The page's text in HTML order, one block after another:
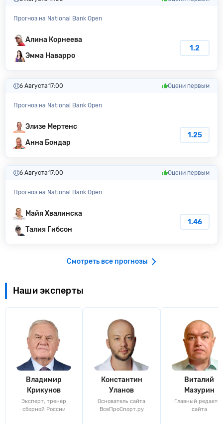
Прогноз на National Bank Open
Алина Корнеева
Эмма Наварро
1.2
6 Августа17:00 Оцени первым
Прогноз на National Bank Open
Элизе Мертенс
Анна Бондар
1.25
6 Августа17:00 Оцени первым
Прогноз на National Bank Open
Майя Хвалинска
Талия Гибсон
1.46
Смотреть все прогнозы
Наши эксперты
Владимир
Крикунов
Эксперт, тренер
сборной России
Константин
Уланов
Основатель сайта
ВсеПроСпорт.ру
Виталий
Мазурин
Главный
сайта